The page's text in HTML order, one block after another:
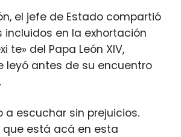
el jefe de Estado compartió
en la exhortación
te» del Papa León XIV,
leyó antes de su encuentro
a escuchar sin prejuicios.
que está acá en esta